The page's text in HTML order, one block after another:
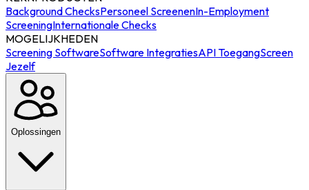
Background ChecksPersoneel ScreenenIn-Employment
ScreeningInternationale Checks
MOGELIJKHEDEN
Screening SoftwareSoftware IntegratiesAPI ToegangScreen
Jezelf
Oplossingen